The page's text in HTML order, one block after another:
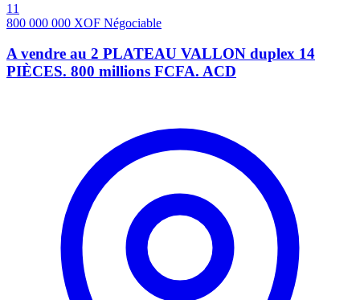
11
800 000 000 XOF Négociable
A vendre au 2 PLATEAU VALLON duplex 14
PIÈCES. 800 millions FCFA. ACD